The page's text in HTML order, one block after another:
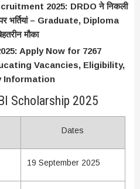
2025: DRDO ने निकली
भर्तियां – Graduate, Diploma
मौका
Apply Now for 7267
Vacancies, Eligibility,
Information
Scholarship 2025
Dates
19 September 2025